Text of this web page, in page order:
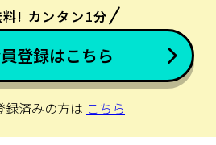
! カンタン1分
登録はこちら
録済みの方は こちら